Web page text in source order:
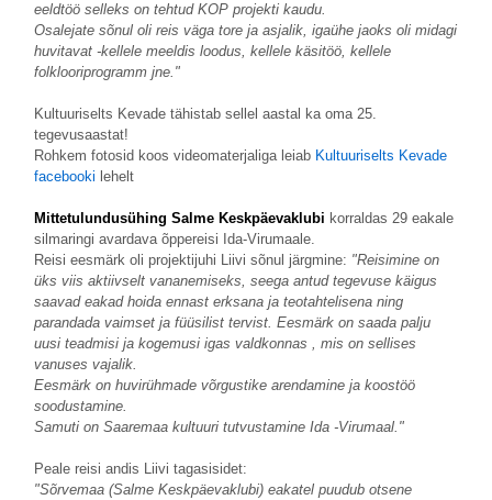
eeldtöö selleks on tehtud KOP projekti kaudu.
Osalejate sõnul oli reis väga tore ja asjalik, igaühe jaoks oli midagi
huvitavat -kellele meeldis loodus, kellele käsitöö, kellele
folklooriprogramm jne."
Kultuuriselts Kevade tähistab sellel aastal ka oma 25.
tegevusaastat!
Rohkem fotosid koos videomaterjaliga leiab Kultuuriselts Kevade
facebooki lehelt
Mittetulundusühing Salme Keskpäevaklubi korraldas 29 eakale
silmaringi avardava õppereisi Ida-Virumaale.
Reisi eesmärk oli projektijuhi Liivi sõnul järgmine: "Reisimine on
üks viis aktiivselt vananemiseks, seega antud tegevuse käigus
saavad eakad hoida ennast erksana ja teotahtelisena ning
parandada vaimset ja füüsilist tervist. Eesmärk on saada palju
uusi teadmisi ja kogemusi igas valdkonnas , mis on sellises
vanuses vajalik.
Eesmärk on huvirühmade võrgustike arendamine ja koostöö
soodustamine.
Samuti on Saaremaa kultuuri tutvustamine Ida -Virumaal."
Peale reisi andis Liivi tagasisidet:
"Sõrvemaa (Salme Keskpäevaklubi) eakatel puudub otsene